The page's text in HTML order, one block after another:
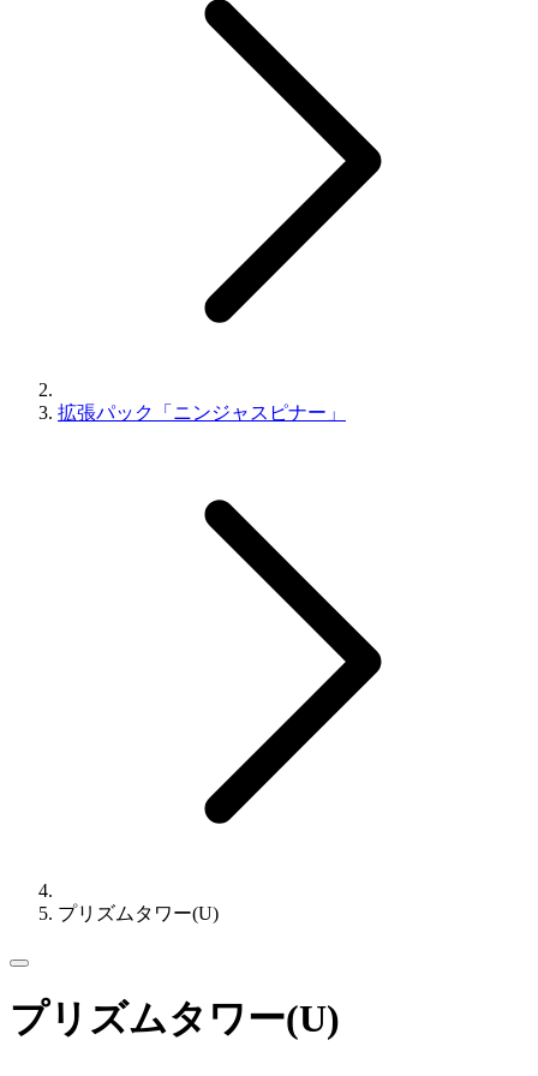
拡張パック「ニンジャスピナー」
プリズムタワー(U)
プリズムタワー(U)